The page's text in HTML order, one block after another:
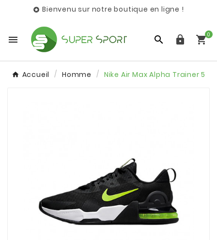
 Bienvenu sur notre boutique en ligne !
   0
Accueil Homme Nike Air Max Alpha Trainer 5